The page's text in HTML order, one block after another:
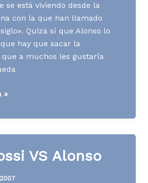
se está viviendo desde la
con la que han llamado
Quizá sí que Alonso lo
hay que sacar la
a muchos les gustaría
»
VS Alonso